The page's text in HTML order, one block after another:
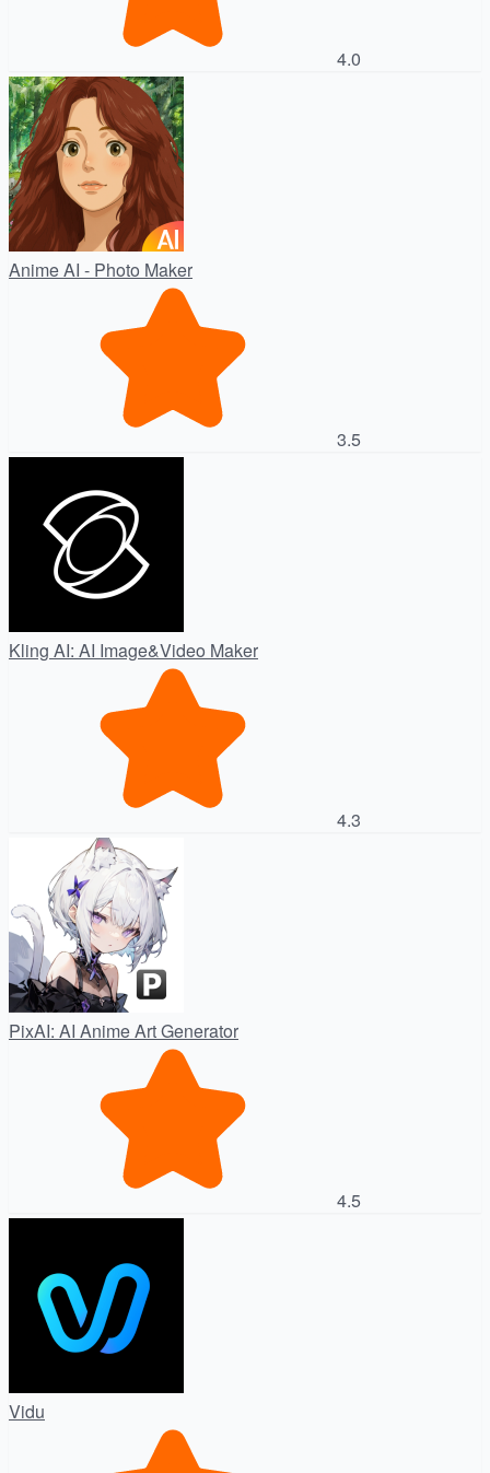
4.0
Anime AI - Photo Maker
3.5
Kling AI: AI Image&Video Maker
4.3
PixAI: AI Anime Art Generator
4.5
Vidu